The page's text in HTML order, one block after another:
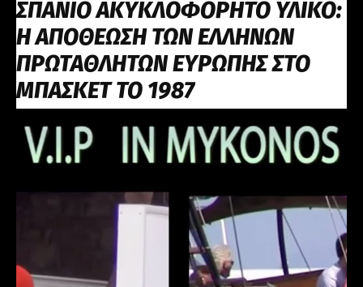
ΣΠΑΝΙΟ ΑΚΥΚΛΟΦΟΡΗΤΟ ΥΛΙΚΟ:
Η ΑΠΟΘΕΩΣΗ ΤΩΝ ΕΛΛΗΝΩΝ
ΠΡΩΤΑΘΛΗΤΩΝ ΕΥΡΩΠΗΣ ΣΤΟ
ΜΠΑΣΚΕΤ ΤΟ 1987